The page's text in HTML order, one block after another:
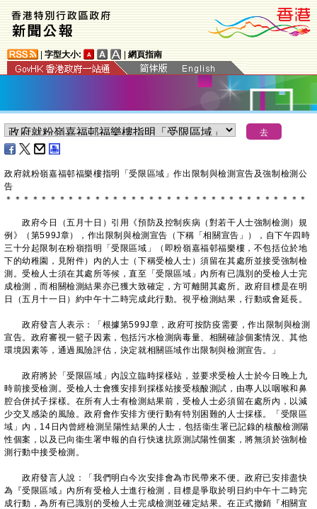
字型大小: 網頁指南
政府就粉嶺嘉福邨福樂樓指明「受限區域」作出限制與檢測宣告及強制檢測公
告
＊ ＊ ＊ ＊ ＊ ＊ ＊ ＊ ＊ ＊ ＊ ＊ ＊ ＊ ＊ ＊ ＊ ＊ ＊ ＊ ＊ ＊ ＊ ＊ ＊ ＊ ＊ ＊ ＊ ＊ ＊ ＊ ＊ ＊
政府今日（五月十日）引用《預防及控制疾病（對若干人士強制檢測）規
例》（第599J章），作出限制與檢測宣告（下稱「相關宣告」），自下午四時
三十分起限制在粉嶺指明「受限區域」（即粉嶺嘉福邨福樂樓，不包括位於地
下的幼稚園，見附件）內的人士（下稱受檢人士）須留在其處所並接受強制檢
測。受檢人士須在其處所等候，直至「受限區域」內所有已識別的受檢人士完
成檢測，而相關檢測結果亦已獲大致確定，方可離開其處所。政府目標是在明
日（五月十一日）約中午十二時完成此行動。視乎檢測結果，行動或會延長。
政府發言人表示：「根據第599J章，政府可按防疫需要，作出限制與檢測
宣告。政府審視一籃子因素，包括污水檢測病毒量、相關確診個案情況、其他
環境因素等，通過風險評估，決定就相關區域作出限制與檢測宣告。」
政府將於「受限區域」內設立臨時採樣站，並要求受檢人士於今日晚上九
時前接受檢測。受檢人士會獲安排到採樣站接受核酸測試，由專人以咽喉和鼻
腔合併拭子採樣。在所有人士有檢測結果前，受檢人士必須留在處所內，以減
少交叉感染的風險。政府會作安排方便行動有特別困難的人士採樣。「受限區
域」內，14日內曾經檢測呈陽性結果的人士，包括衞生署已記錄的核酸檢測陽
性個案，以及已向衞生署申報的自行快速抗原測試陽性個案，將無須於強制檢
測行動中接受檢測。
政府發言人說：「我們明白今次安排會為市民帶來不便。政府已安排盡快
為『受限區域』內所有受檢人士進行檢測，目標是爭取於明日約中午十二時完
成行動，為所有已識別的受檢人士完成檢測並確定結果。在正式撤銷『相關宣